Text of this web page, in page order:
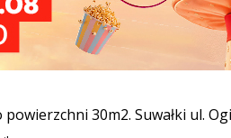
30m2. Suwałki ul.